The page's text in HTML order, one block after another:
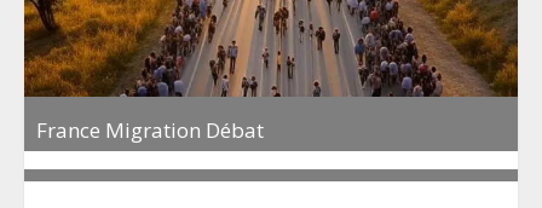
France Migration Débat